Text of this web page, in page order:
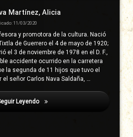
Martínez, Alicia
11/03/2020
y promotora de la cultura. Nació
de Guerrero el 4 de mayo de 1920;
el 3 de noviembre de 1978 en el D. F.,
accidente ocurrido en la carretera
la segunda de 11 hijos que tuvo el
señor Carlos Nava Saldaña, …
Leyendo Urióstegui Miranda, Píndaro